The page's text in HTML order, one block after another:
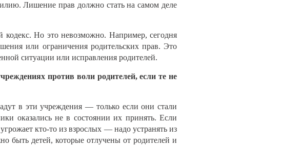
Лишение прав должно стать на самом деле
Но это невозможно. Например, сегодня
или ограничения родительских прав. Это
ситуации или исправления родителей.
против воли родителей, если те не
в эти учреждения — только если они стали
оказались не в состоянии их принять. Если
кто-то из взрослых — надо устранять из
быть детей, которые отлучены от родителей и